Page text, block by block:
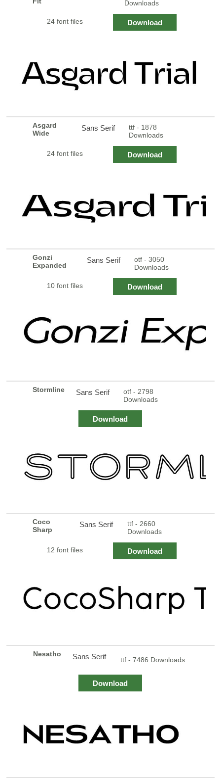
Downloads
24 font files Download
Asgard
Wide
Sans Serif
ttf - 1878
Downloads
24 font files Download
Gonzi
Expanded
Sans Serif
otf - 3050
Downloads
10 font files Download
Stormline Sans Serif
otf - 2798
Downloads
Download
Coco
Sharp
Sans Serif
ttf - 2660
Downloads
12 font files Download
Nesatho Sans Serif ttf - 7486 Downloads
Download